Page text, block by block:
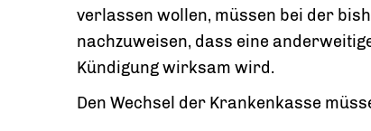
verlassen wollen, müssen bei der
nachzuweisen, dass eine
Kündigung wirksam wird.
Den Wechsel der Krankenkasse